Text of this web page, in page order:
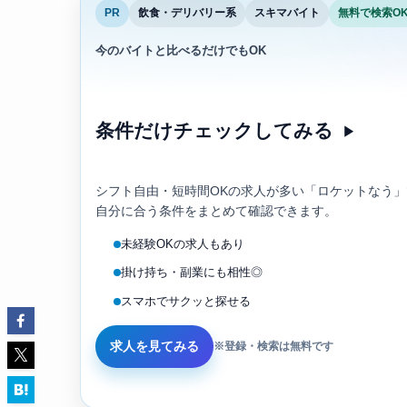
PR 飲食・デリバリー系 スキマバイト 無料で検索
今のバイトと比べるだけでもOK
条件だけチェックしてみる ▶
シフト自由・短時間OKの求人が多い「ロケットなう
自分に合う条件をまとめて確認できます。
未経験OKの求人もあり
掛け持ち・副業にも相性◎
スマホでサクッと探せる
求人を見てみる ※登録・検索は無料です